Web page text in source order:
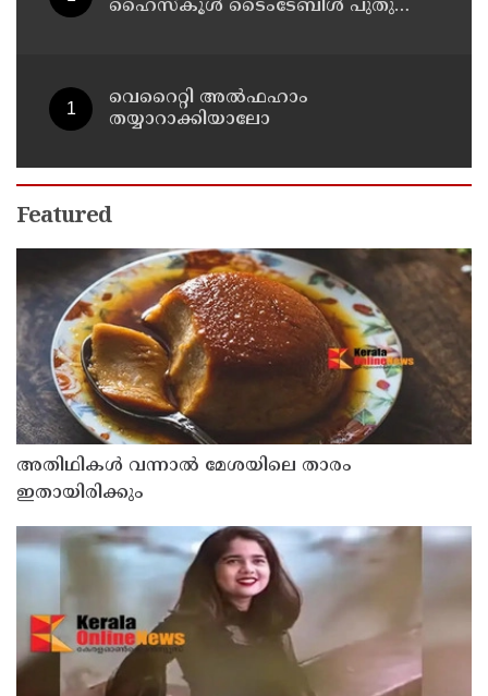
ഹൈസ്കൂള്‍ ടൈംടേബിള്‍ പുതുക്കി
വെറൈറ്റി അൽഫഹാം
തയ്യാറാക്കിയാലോ
Featured
അതിഥികൾ വന്നാൽ മേശയിലെ താരം
ഇതായിരിക്കും